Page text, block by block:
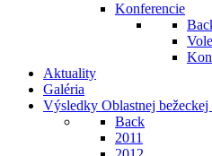
Konferencie
Aktuality
Galéria
Výsledky Oblastnej
Back
2011